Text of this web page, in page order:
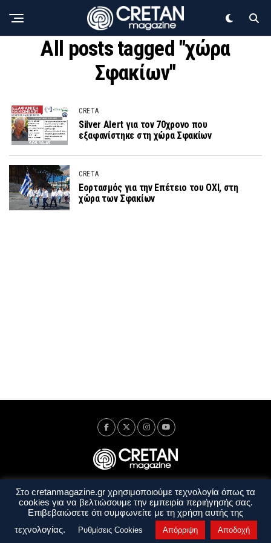
All posts tagged "χώρα
Σφακίων"
CRETA
Silver Alert για τον 70χρονο που
εξαφανίστηκε στη χώρα Σφακίων
CRETA
Εορτασμός για την Επέτειο του ΟΧΙ, στη
χώρα των Σφακίων
Ταυτότητα Πολιτική Απορρήτου
Όροι Χρήσης
Όροι και Προϋποθέσεις
Στο cretanmagazine.gr χρησιμοποιούμε τεχνολογία όπως τα
cookies για να βελτιώσουμε την εμπειρία περιήγησής σας.
Επιβεβαιώσετε ότι συμφωνείτε με τη χρήση αυτής της
τεχνολογίας.
Ρυθμίσεις Cookies Απόρριψη Αποδοχή